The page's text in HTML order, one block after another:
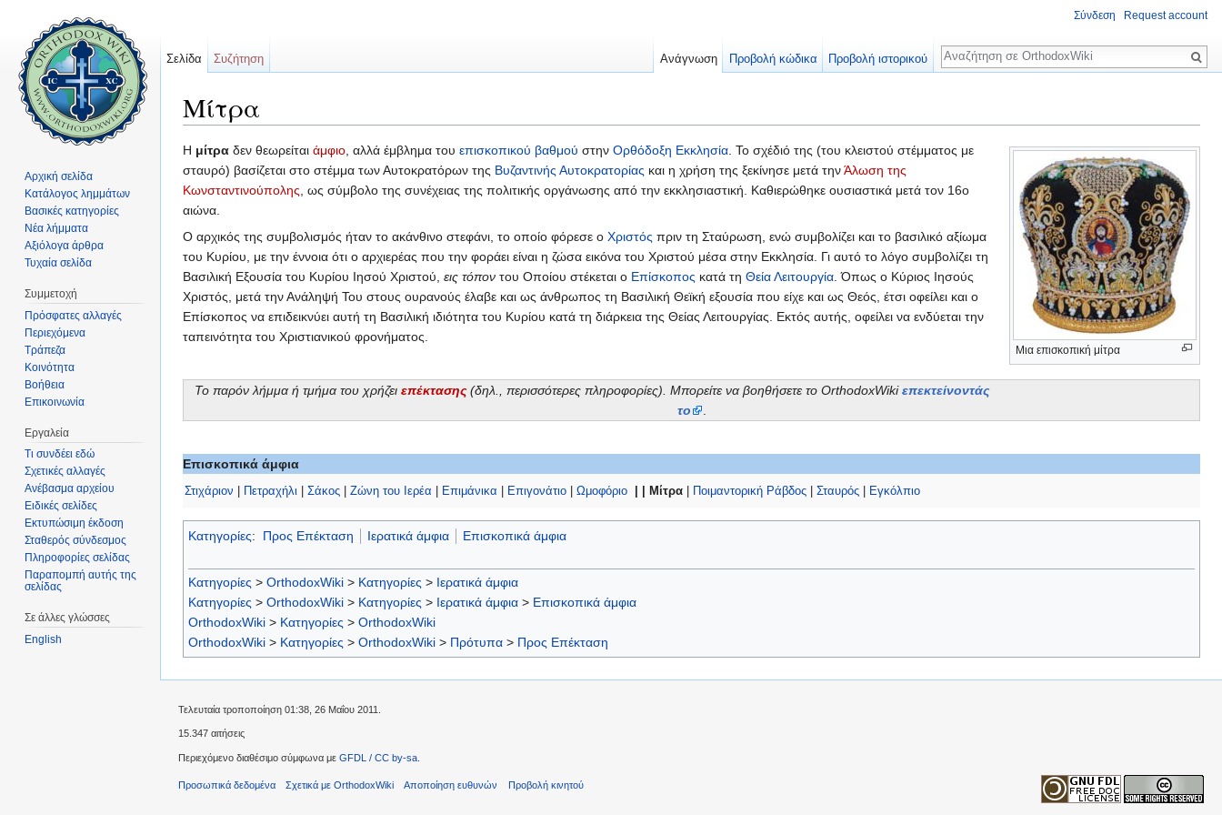
Μίτρα
Μια επισκοπική μίτρα
Η μίτρα δεν θεωρείται άμφιο, αλλά έμβλημα του επισκοπικού βαθμού στην Ορθόδοξη Εκκλησία. Το σχέδιό της (του κλειστού στέμματος με
σταυρό) βασίζεται στο στέμμα των Αυτοκρατόρων της Βυζαντινής Αυτοκρατορίας και η χρήση της ξεκίνησε μετά τηνΆλωση της
Κωνσταντινούπολης, ως σύμβολο της συνέχειας της πολιτικής οργάνωσης από την εκκλησιαστική. Καθιερώθηκε ουσιαστικά μετά τον 16ο
αιώνα.
Ο αρχικός της συμβολισμός ήταν το ακάνθινο στεφάνι, το οποίο φόρεσε ο Χριστός πριν τη Σταύρωση, ενώ συμβολίζει και το βασιλικό αξίωμα
του Κυρίου, με την έννοια ότι ο αρχιερέας που την φοράει είναι η ζώσα εικόνα του Χριστού μέσα στην Εκκλησία. Γι αυτό το λόγο συμβολίζει τη
Βασιλική Εξουσία του Κυρίου Ιησού Χριστού, εις τόπον του Οποίου στέκεται ο Επίσκοπος κατά τη Θεία Λειτουργία. Όπως ο Κύριος Ιησούς
Χριστός, μετά την Ανάληψή Του στους ουρανούς έλαβε και ως άνθρωπος τη Βασιλική Θεϊκή εξουσία που είχε και ως Θεός, έτσι οφείλει και ο
Επίσκοπος να επιδεικνύει αυτή τη Βασιλική ιδιότητα του Κυρίου κατά τη διάρκεια της Θείας Λειτουργίας. Εκτός αυτής, οφείλει να ενδύεται την
ταπεινότητα του Χριστιανικού φρονήματος.
Το παρόν λήμμα ή τμήμα του χρήζειεπέκτασης(δηλ., περισσότερες πληροφορίες). Μπορείτε να βοηθήσετε το OrthodoxWikiεπεκτείνοντάς
το
.
Επισκοπικά άμφια
Στιχάριον Πετραχήλι Σάκος Ζώνη του Ιερέα Επιμάνικα Επιγονάτιο Ωμοφόριο Μίτρα Ποιμαντορική Ράβδος Σταυρός Εγκόλπιο
Κατηγορίες: Προς Επέκταση Ιερατικά άμφια Επισκοπικά άμφια
Κατηγορίες > OrthodoxWiki > Κατηγορίες > Ιερατικά άμφια
Κατηγορίες > OrthodoxWiki > Κατηγορίες > Ιερατικά άμφια > Επισκοπικά άμφια
OrthodoxWiki > Κατηγορίες > OrthodoxWiki
OrthodoxWiki > Κατηγορίες > OrthodoxWiki > Πρότυπα > Προς Επέκταση
Σύνδεση Request account
Σελίδα Συζήτηση Ανάγνωση Προβολή κώδικα Προβολή ιστορικού
Αναζήτηση
Αρχική σελίδα
Κατάλογος λημμάτων
Βασικές κατηγορίες
Νέα λήμματα
Αξιόλογα άρθρα
Τυχαία σελίδα
Συμμετοχή
Πρόσφατες αλλαγές
Περιεχόμενα
Τράπεζα
Κοινότητα
Βοήθεια
Επικοινωνία
Εργαλεία
Τι συνδέει εδώ
Σχετικές αλλαγές
Ανέβασμα αρχείου
Ειδικές σελίδες
Εκτυπώσιμη έκδοση
Σταθερός σύνδεσμος
Πληροφορίες σελίδας
Παραπομπή αυτής της
σελίδας
Σε άλλες γλώσσες
English
Τελευταία τροποποίηση 01:38, 26 Μαΐου 2011.
15.347 αιτήσεις
Περιεχόμενο διαθέσιμο σύμφωνα με GFDL / CC by-sa
Προσωπικά δεδομένα Σχετικά με OrthodoxWiki Αποποίηση ευθυνών Προβολή κινητού